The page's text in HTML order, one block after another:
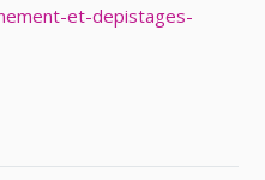
et-depistages-